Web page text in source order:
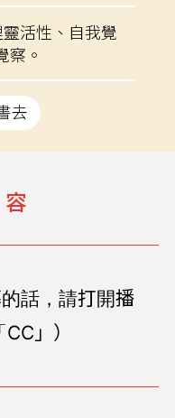
活性、自我覺
察。
去
話，請打開播
」）